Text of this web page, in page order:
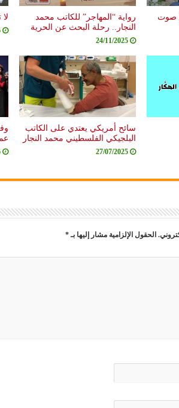
صوت
رواية “المهاجر” للكاتب محمد
النجار.. رحلة البحث عن الحرية
24/11/2025
سائح أمريكي يعتدي على الكاتب
البلجيكي الفلسطيني محمد النجار
27/07/2025
الحقول الإلزامية مشار إليها بـ*